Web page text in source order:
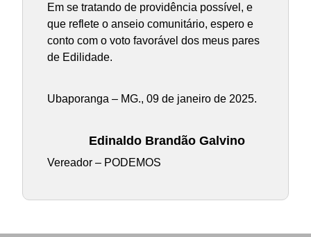
Em se tratando de providência possível, e
que reflete o anseio comunitário, espero e
conto com o voto favorável dos meus pares
de Edilidade.
Ubaporanga – MG., 09 de janeiro de 2025.
Edinaldo Brandão Galvino
Vereador – PODEMOS